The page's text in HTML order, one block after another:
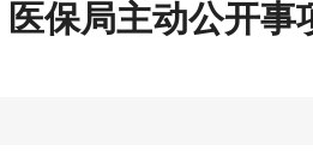
医保局主动公开事